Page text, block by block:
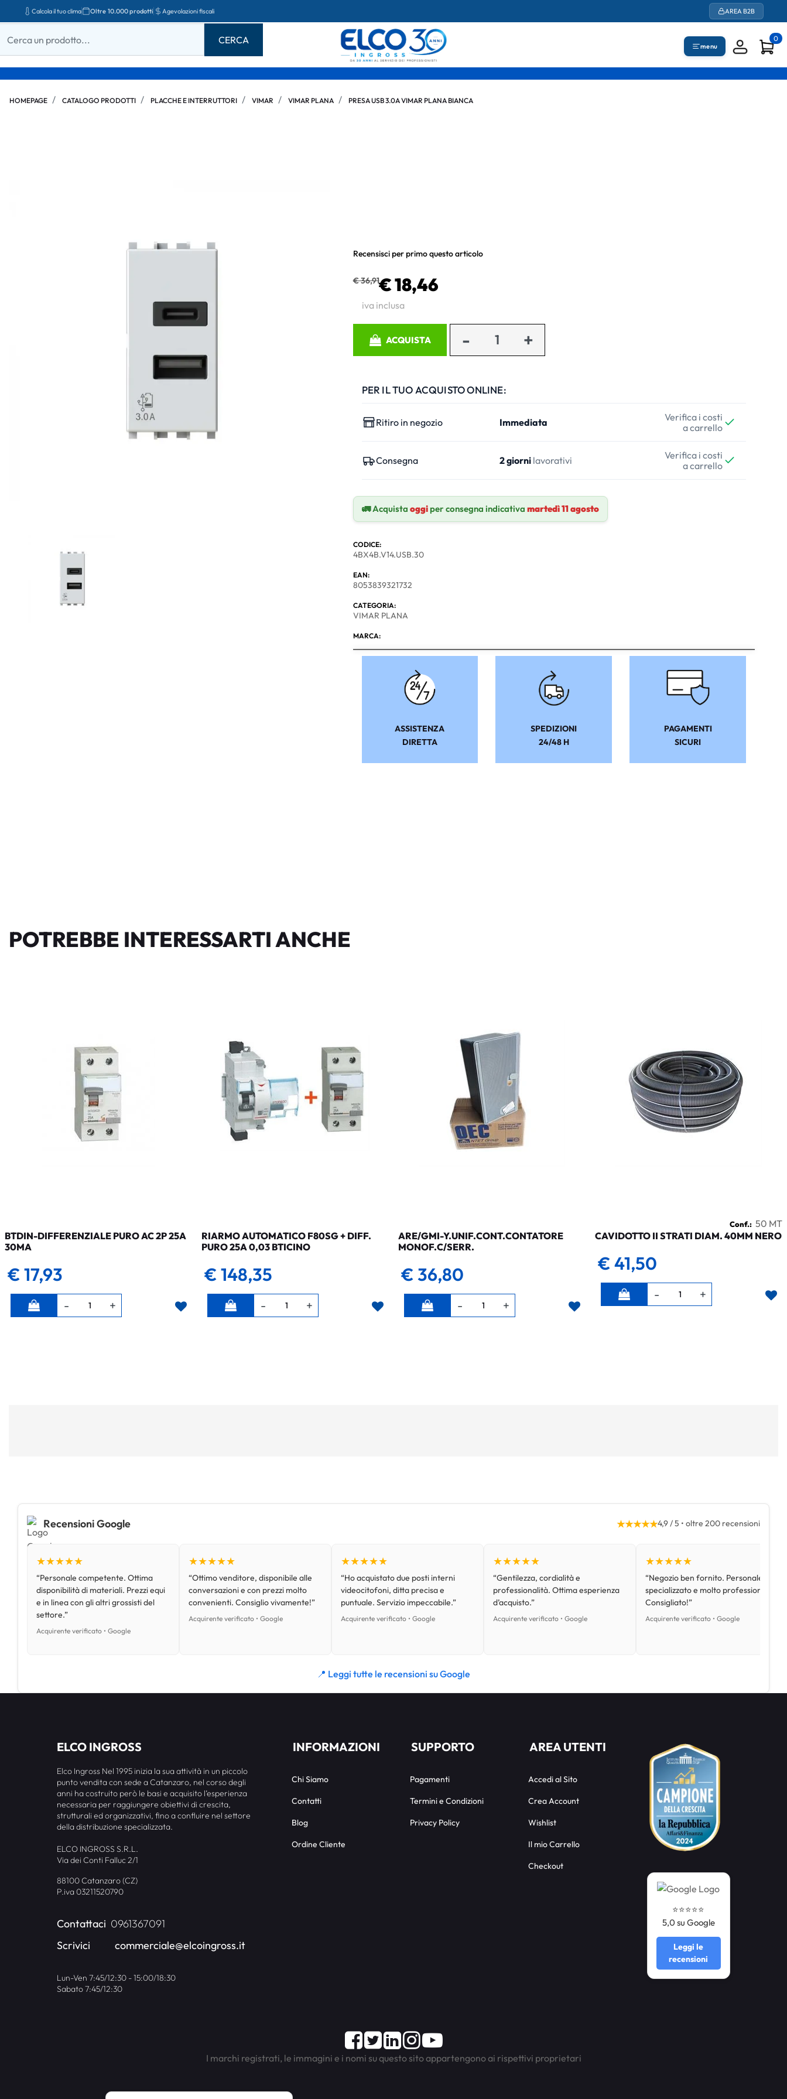
Calcola il tuo clima Oltre 10.000 prodotti Agevolazioni fiscali AREA B2B
menu
0
HOMEPAGE CATALOGO PRODOTTI PLACCHE E INTERRUTTORI VIMAR VIMAR PLANA PRESA USB 3.0A VIMAR PLANA BIANCA
Recensisci per primo questo articolo
€ 36,91€ 18,46
iva inclusa
ACQUISTA
PER IL TUO ACQUISTO ONLINE:
Ritiro in negozio Immediata
Verifica i costi
a carrello
Consegna 2 giornilavorativi
Verifica i costi
a carrello
🚛 Acquista oggiper consegna indicativa martedì 11 agosto
CODICE:
4BX4B.V14.USB.30
EAN:
8053839321732
CATEGORIA:
VIMAR PLANA
MARCA:
ASSISTENZA
DIRETTA
SPEDIZIONI
24/48 H
PAGAMENTI
SICURI
POTREBBE INTERESSARTI ANCHE
BTDIN-DIFFERENZIALE PURO AC 2P 25A
30MA
€ 17,93
Quantità
RIARMO AUTOMATICO F80SG + DIFF.
PURO 25A 0,03 BTICINO
€ 148,35
Quantità
ARE/GMI-Y.UNIF.CONT.CONTATORE
MONOF.C/SERR.
€ 36,80
Quantità
Conf.: 50 MT
CAVIDOTTO II STRATI DIAM. 40MM NERO
€ 41,50
Quantità
Recensioni Google ★★★★★4,9 / 5 • oltre 200 recensioni
★★★★★
“Personale competente. Ottima
disponibilità di materiali. Prezzi equi
e in linea con gli altri grossisti del
settore.”
Acquirente verificato • Google
★★★★★
“Ottimo venditore, disponibile alle
conversazioni e con prezzi molto
convenienti. Consiglio vivamente!”
Acquirente verificato • Google
★★★★★
“Ho acquistato due posti interni
videocitofoni, ditta precisa e
puntuale. Servizio impeccabile.”
Acquirente verificato • Google
★★★★★
“Gentilezza, cordialità e
professionalità. Ottima esperienza
d’acquisto.”
Acquirente verificato • Google
★★★★★
“Negozio ben fornito. Personale
specializzato e molto professionale.
Consigliato!”
Acquirente verificato • Google
📍 Leggi tutte le recensioni su Google
ELCO INGROSS
Elco Ingross Nel 1995 inizia la sua attività in un piccolo
punto vendita con sede a Catanzaro, nel corso degli
anni ha costruito però le basi e acquisito l’esperienza
necessaria per raggiungere obiettivi di crescita,
strutturali ed organizzativi, fino a confluire nel settore
della distribuzione specializzata.
ELCO INGROSS S.R.L.
Via dei Conti Falluc 2/1
88100 Catanzaro (CZ)
P.iva 03211520790
Contattaci 0961367091
Scrivici
commerciale@elcoingross.it
Lun-Ven 7:45/12:30 - 15:00/18:30
Sabato 7:45/12:30
INFORMAZIONI
Chi Siamo
Contatti
Blog
Ordine Cliente
SUPPORTO
Pagamenti
Termini e Condizioni
Privacy Policy
AREA UTENTI
Accedi al Sito
Crea Account
Wishlist
Il mio Carrello
Checkout
⭐️⭐️⭐️⭐️⭐️
5,0 su Google
Leggi le
recensioni
Facebook
TwitterLinkedInInstagram
Youtube
I marchi registrati, le immagini e i nomi su questo sito appartengono ai rispettivi proprietari